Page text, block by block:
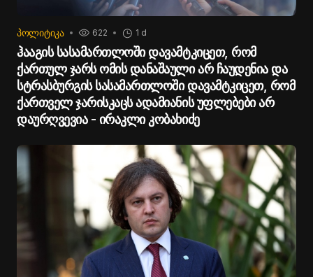
ᲞᲝᲚᲘᲢᲘᲙᲐ 622 1 d
ჰააგის სასამართლოში დავამტკიცეთ, რომ
ქართულ ჯარს ომის დანაშაული არ ჩაუდენია და
სტრასბურგის სასამართლოში დავამტკიცეთ, რომ
ქართველ ჯარისკაცს ადამიანის უფლებები არ
დაურღვევია - ირაკლი კობახიძე